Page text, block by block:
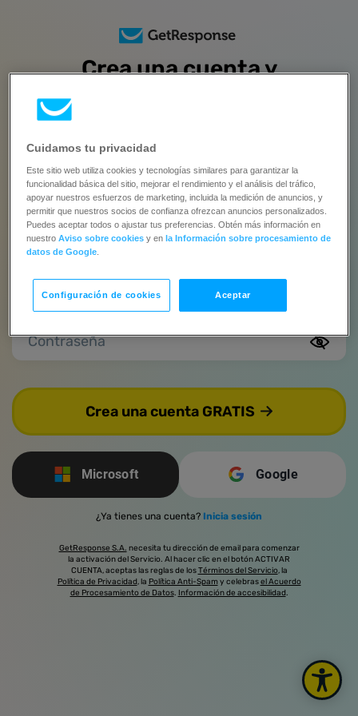
Crea una cuenta y
prueba todas las funciones
durante 14 días
Sin tarjeta de crédito | Actualiza cuando estés listo
Nombre completo
Este campo es requerido.
Email
Contraseña
Crea una cuenta GRATIS
Microsoft Google
¿Ya tienes una cuenta? Inicia sesión
GetResponse S.A. necesita tu dirección de email para comenzar
la activación del Servicio. Al hacer clic en el botón ACTIVAR
CUENTA, aceptas las reglas de losTérminos del Servicio, la
Política de Privacidad, la Política Anti-Spamy celebrasel Acuerdo
de Procesamiento de Datos. Información de accesibilidad.
Cuidamos tu privacidad
Este sitio web utiliza cookies y tecnologías similares para garantizar la
funcionalidad básica del sitio, mejorar el rendimiento y el análisis del tráfico,
apoyar nuestros esfuerzos de marketing, incluida la medición de anuncios, y
permitir que nuestros socios de confianza ofrezcan anuncios personalizados.
Puedes aceptar todos o ajustar tus preferencias. Obtén más información en
nuestroAviso sobre cookies y en la Información sobre procesamiento de
datos de Google.
Configuración de cookies Aceptar